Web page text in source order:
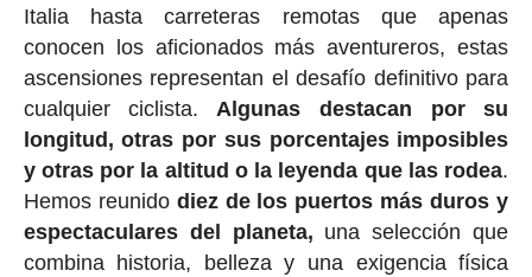
Italia hasta carreteras remotas que apenas
conocen los aficionados más aventureros, estas
ascensiones representan el desafío definitivo para
cualquier ciclista. Algunas destacan por su
longitud, otras por sus porcentajes imposibles
y otras por la altitud o la leyenda que las rodea.
Hemos reunido diez de los puertos más duros y
espectaculares del planeta, una selección que
combina historia, belleza y una exigencia física